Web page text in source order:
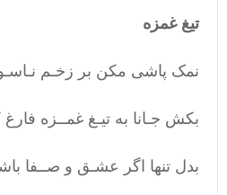
تیغ غمزه
نمک پاشی مکن بر زخـم
بکش جـانا به تیـغ غمــزه
بدل تنها اگر عشـق و صــفا